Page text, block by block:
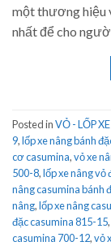
một thương hiệu
nhất để cho
Posted inVỎ - LỐP
9,lốp xe nâng bánh
cơ casumina,vỏ xe
500-8,lốp xe nâng vỏ
nâng casumina bánh
nâng,lốp xe nâng
đặc casumina 815-15,
casumina 700-12,vỏ